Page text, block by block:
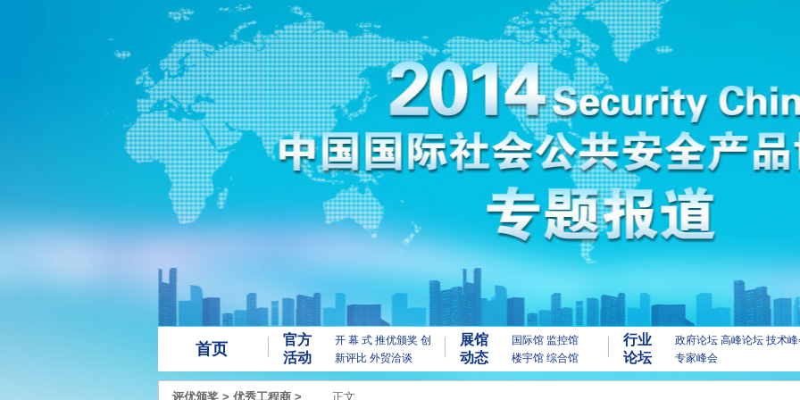
首页
官方
活动
开 幕 式 推优颁奖 创
新评比 外贸洽谈
展馆
动态
国际馆 监控馆
楼宇馆 综合馆
行业
论坛
政府论坛 高峰论坛 技术
专家峰会
评优颁奖 > 优秀工程商 > 正文